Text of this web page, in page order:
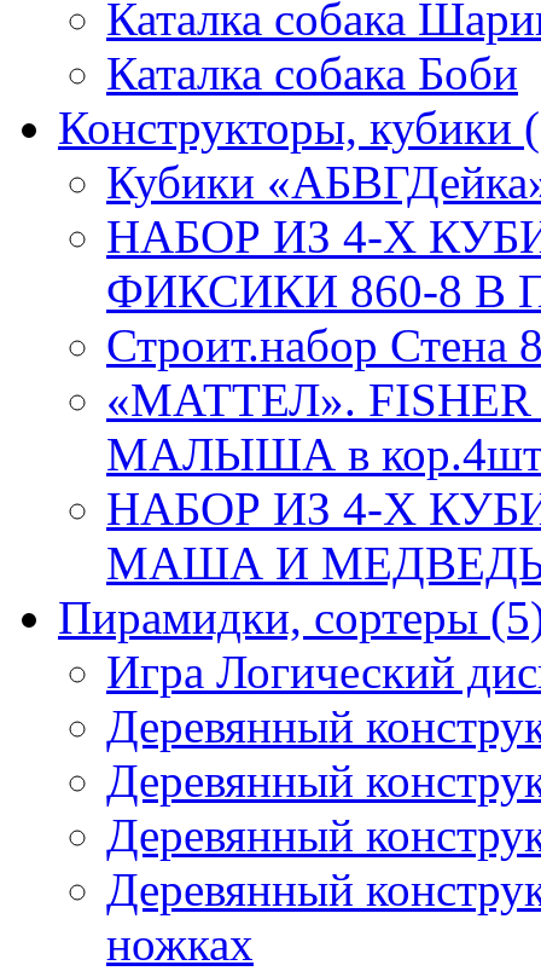
Каталка собака
Каталка собака Боби
Конструкторы, кубики
Кубики
НАБОР ИЗ 4-Х
ФИКСИКИ 860-8 В
Строит.набор Стена
«МАТТЕЛ».
МАЛЫША в
НАБОР ИЗ 4-Х
МАША И МЕДВЕДЬ
Пирамидки, сортеры
Игра Логический
Деревянный
Деревянный
Деревянный
Деревянный
ножках